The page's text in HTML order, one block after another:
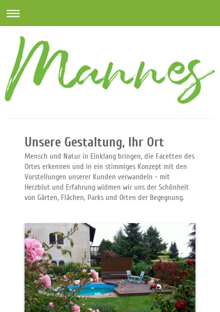
Unsere Gestaltung, Ihr Ort
Mensch und Natur in Einklang bringen, die Facetten des
Ortes erkennen und in ein stimmiges Konzept mit den
Vorstellungen unserer Kunden verwandeln - mit
Herzblut und Erfahrung widmen wir uns der Schönheit
von Gärten, Flächen, Parks und Orten der Begegnung.